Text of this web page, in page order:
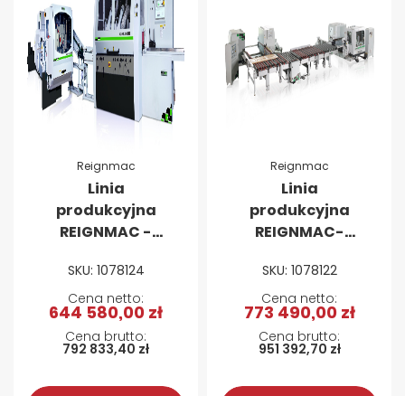
Reignmac
Linia
produkcyjna
REIGNMAC -
czterostronna
RMM 626 +
Formatyzerko-
czopiarka
dwustronna
RMD6025M
SKU: 1078124
792 833,40 zł
644 580,00 zł
Reignmac
Linia
produkcyjna
REIGNMAC-
czopiarki
dwustronne
6025A + 6025A
SKU: 1078122
951 392,70 zł
773 490,00 zł